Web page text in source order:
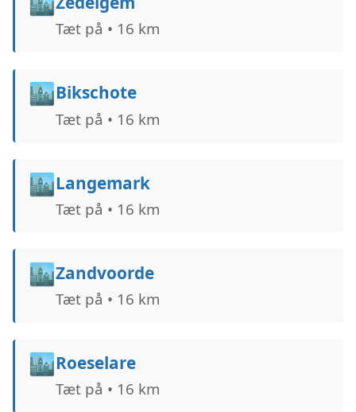
Tæt på • 16 km
🏙️Bikschote
Tæt på • 16 km
🏙️Langemark
Tæt på • 16 km
🏙️Zandvoorde
Tæt på • 16 km
🏙️Roeselare
Tæt på • 16 km